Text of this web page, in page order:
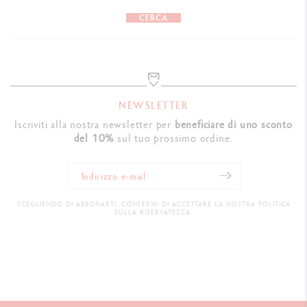
CERCA
NEWSLETTER
Iscriviti alla nostra newsletter per beneficiare di uno sconto
del 10% sul tuo prossimo ordine.
SCEGLIENDO DI ABBONARTI, CONFERMI DI ACCETTARE LA NOSTRA POLITICA
SULLA RISERVATEZZA.